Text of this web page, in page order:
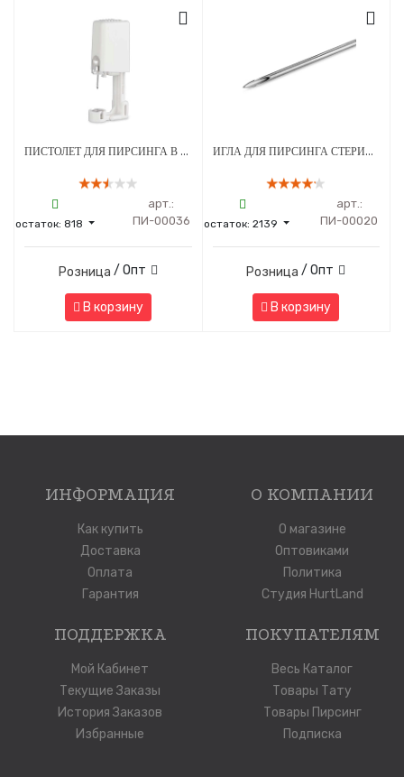
ПИСТОЛЕТ ДЛЯ ПИРСИНГА В СТЕРИЛЬНОЙ УПАКОВКЕ МОД. 203 С СЕРЕБРЯНЫМ УКРАШЕНИЕМ ШАРИК 3 ММ БЕЛЫЙ - 1 ШТ
остаток: 818
арт.:
ПИ-00036
Розница / Опт
В корзину
ИГЛА ДЛЯ ПИРСИНГА СТЕРИЛЬНАЯ 13G
остаток: 2139
арт.:
ПИ-00020
Розница / Опт
В корзину
ИНФОРМАЦИЯ
Как купить
Доставка
Оплата
Гарантия
О КОМПАНИИ
О магазине
Оптовиками
Политика
Студия HurtLand
ПОДДЕРЖКА
Мой Кабинет
Текущие Заказы
История Заказов
Избранные
ПОКУПАТЕЛЯМ
Весь Каталог
Товары Тату
Товары Пирсинг
Подписка